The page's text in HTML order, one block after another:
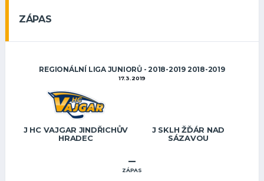
ZÁPAS
REGIONÁLNÍ LIGA JUNIORŮ - 2018-2019 2018-2019
17.3.2019
J HC VAJGAR JINDŘICHŮV
HRADEC
J SKLH ŽĎÁR NAD
SÁZAVOU
–
ZÁPAS